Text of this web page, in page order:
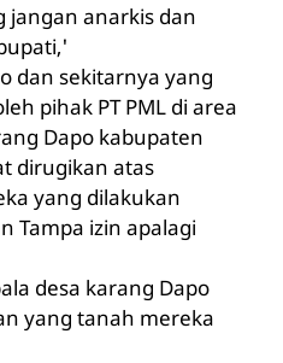
anarkis dan
dan sekitarnya yang
pihak PT PML di area
Dapo kabupaten
dirugikan atas
yang dilakukan
Tampa izin apalagi
desa karang Dapo
yang tanah mereka